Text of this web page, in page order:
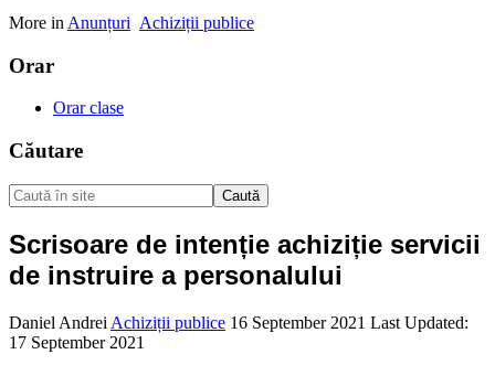
More in Anunțuri Achiziții publice
Orar
Orar clase
Căutare
Caută
Scrisoare de intenție achiziție servicii
de instruire a personalului
Daniel Andrei Achiziții publice 16 September 2021 Last Updated:
17 September 2021